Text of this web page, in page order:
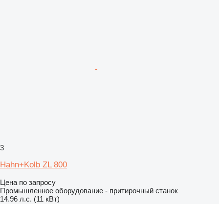
3
Hahn+Kolb ZL 800
Цена по запросу
Промышленное оборудование - притирочный станок
14.96 л.с. (11 кВт)